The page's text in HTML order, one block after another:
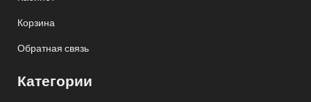
Корзина
Обратная связь
Категории